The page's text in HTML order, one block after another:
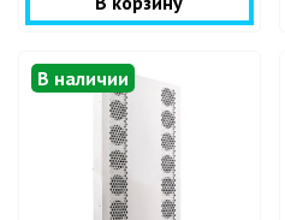
В наличии